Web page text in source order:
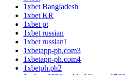
1xbet Bangladesh
1xbet KR
1xbet pt
1xbet russian
1xbet russian1
1xbetapp-ph.com3
1xbetapp-ph.com4
1xbetph.ph2